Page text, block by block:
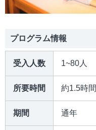
プログラム情報
受入人数 1~80人
所要時間 約1.5時間
期間 通年